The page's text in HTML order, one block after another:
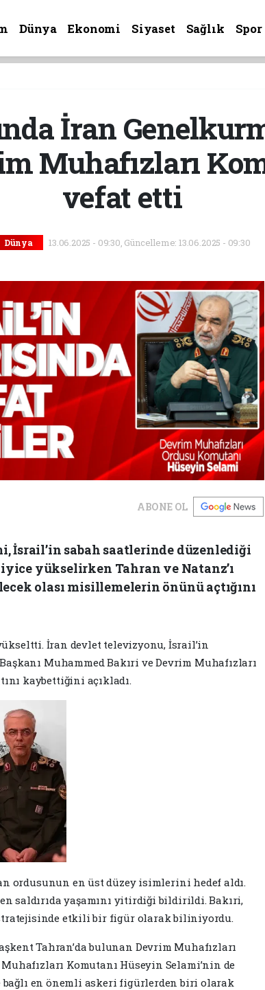
Dünya Ekonomi Siyaset Sağlık Spor
İran
Muhafızları
vefat etti
Dünya 13.06.2025 - 09:30, Güncelleme: 13.06.2025 - 09:30
ABONE OL
İsrail’in sabah saatlerinde düzenlediği
yükselirken Tahran ve Natanz’ı
olası misillemelerin önünü açtığını
İran devlet televizyonu, İsrail’in
Muhammed Bakıri ve Devrim Muhafızları
kaybettiğini açıkladı.
ordusunun en üst düzey isimlerini hedef aldı.
saldırıda yaşamını yitirdiği bildirildi. Bakıri,
stratejisinde etkili bir figür olarak biliniyordu.
Tahran’da bulunan Devrim Muhafızları
Komutanı Hüseyin Selami’nin de
bağlı en önemli askeri figürlerden biri olarak